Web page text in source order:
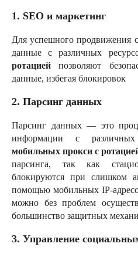
1. SEO и маркетинг
Для успешного продвижения
данные с различных
ротацией позволяют
данные, избегая блокировок
2. Парсинг данных
Парсинг данных — это
информации с различных
мобильных прокси с
парсинга, так как
блокируются при слишком
помощью мобильных IP-
можно без проблем
большинство защитных
3. Управление